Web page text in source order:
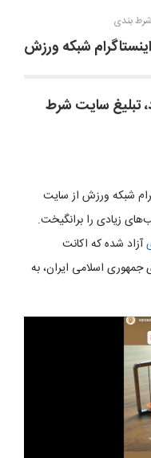
بندی
شبکه ورزش
تبلیغ سایت شرط
شبکه ورزش از سایت
زیادی را برانگیخت.
آزاد شده که اکانت
جمهوری اسلامی ایران، به